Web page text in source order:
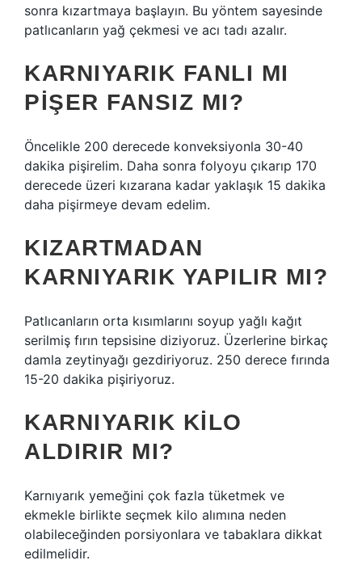
sonra kızartmaya başlayın. Bu yöntem sayesinde
patlıcanların yağ çekmesi ve acı tadı azalır.
KARNIYARIK FANLI MI
PIŞER FANSIZ MI?
Öncelikle 200 derecede konveksiyonla 30-40
dakika pişirelim. Daha sonra folyoyu çıkarıp 170
derecede üzeri kızarana kadar yaklaşık 15 dakika
daha pişirmeye devam edelim.
KIZARTMADAN
KARNIYARIK YAPILIR MI?
Patlıcanların orta kısımlarını soyup yağlı kağıt
serilmiş fırın tepsisine diziyoruz. Üzerlerine birkaç
damla zeytinyağı gezdiriyoruz. 250 derece fırında
15-20 dakika pişiriyoruz.
KARNIYARIK KILO
ALDIRIR MI?
Karnıyarık yemeğini çok fazla tüketmek ve
ekmekle birlikte seçmek kilo alımına neden
olabileceğinden porsiyonlara ve tabaklara dikkat
edilmelidir.